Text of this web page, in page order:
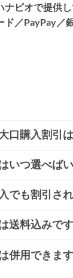
ナビオで提供
ド／PayPay／
口購入割引
いつ選べば
でも割引さ
送料込みで
併用できま